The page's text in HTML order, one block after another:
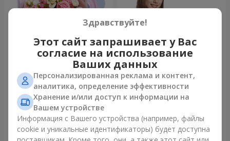
Букет "Сказка моей жизни"
2 332 грн
Заказать
Корзина "Ангелочек"
Заказать
Здравствуйте!
Этот сайт запрашивает у Вас
согласие на использование
Ваших данных
Персонализированная реклама и контент,
аналитика, определение эффективности
Хранение и/или доступ к информации на
Вашем устройстве
Информация с Вашего устройства (например, файлы
cookie и уникальные идентификаторы) будет доступна